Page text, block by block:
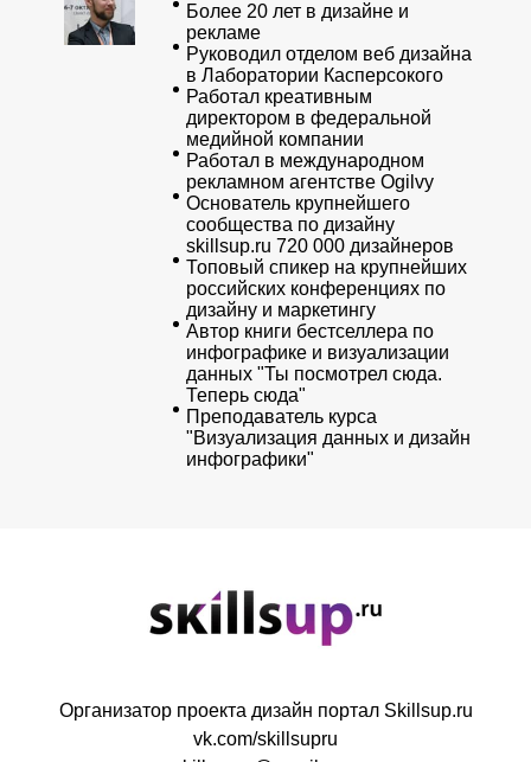
Более 20 лет в дизайне и
рекламе
Руководил отделом веб дизайна
в Лаборатории Касперсокого
Работал креативным
директором в федеральной
медийной компании
Работал в международном
рекламном агентстве Ogilvy
Основатель крупнейшего
сообщества по дизайну
skillsup.ru 720 000 дизайнеров
Топовый спикер на крупнейших
российских конференциях по
дизайну и маркетингу
Автор книги бестселлера по
инфографике и визуализации
данных "Ты посмотрел сюда.
Теперь сюда"
Преподаватель курса
"Визуализация данных и дизайн
инфографики"
Организатор проекта дизайн портал Skillsup.ru
vk.com/skillsupru